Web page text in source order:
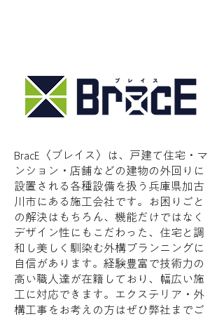
BracE〈ブレイス〉は、戸建て住宅・マ
ンション・店舗などの建物の外回りに
設置される各種設備を扱う兵庫県加古
川市にある施工会社です。お困りごと
の解決はもちろん、機能だけではなく
デザイン性にもこだわった、住宅と調
和し美しく馴染む外構プランニングに
自信があります。経験豊富で​技術力の
高い職人達が在籍しており、幅広い施
工に対応できます。エクステリア・外
構工事をお考えの方はぜひ弊社までご